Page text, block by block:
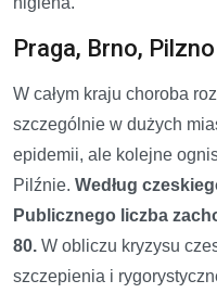
Praga, Brno,
W całym kraju choroba
szczególnie w dużych
epidemii, ale kolejne
Pilźnie. Według
Publicznego liczba
80. W obliczu kryzysu
szczepienia i